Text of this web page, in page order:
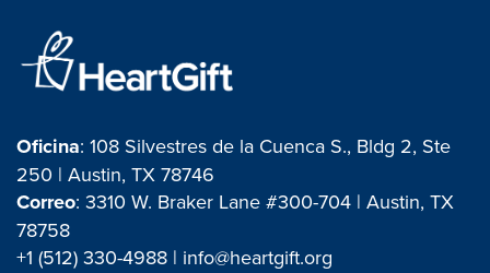
Oficina: 108 Silvestres de la Cuenca S., Bldg 2, Ste
250 | Austin, TX 78746
Correo: 3310 W. Braker Lane #300-704 | Austin, TX
78758
+1 (512) 330-4988 | info@heartgift.org